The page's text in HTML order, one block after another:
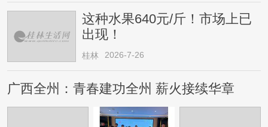
这种水果640元/斤！市场上已
出现！
桂林 2026-7-26
广西全州：青春建功全州 薪火接续华章